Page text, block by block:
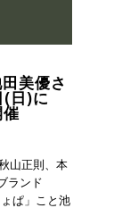
美優さ
(日)に
催
山正則、本
ランド
ぱ」こと池